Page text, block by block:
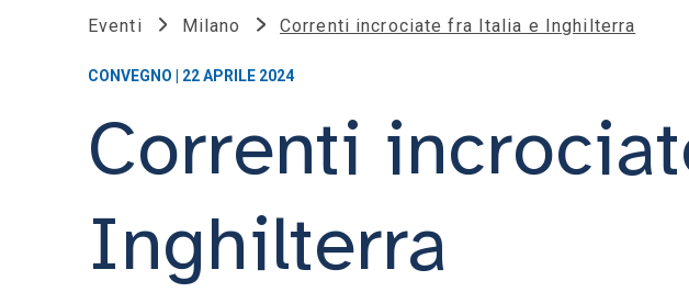
Eventi Milano Correnti incrociate fra Italia e Inghilterra
CONVEGNO | 22 APRILE 2024
Correnti
Inghilterra